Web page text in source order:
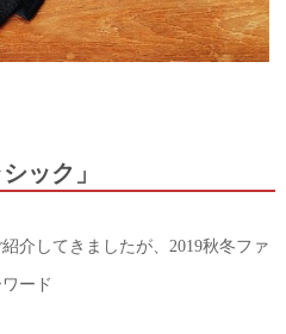
ック」
介してきましたが、2019秋冬ファ
ード